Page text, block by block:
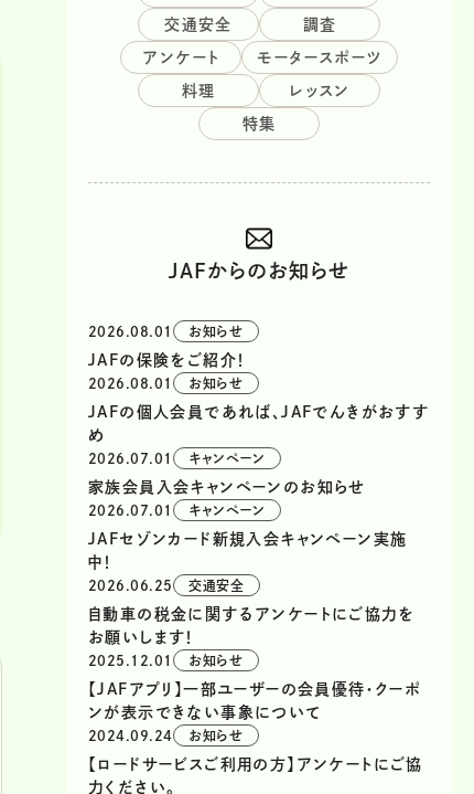
交通安全 調査
アンケート モータースポーツ
料理 レッスン
特集
JAFからのお知らせ
2026.08.01 お知らせ
JAFの保険をご紹介！
2026.08.01 お知らせ
JAFの個人会員であれば、JAFでんきがおすす
め
2026.07.01 キャンペーン
家族会員入会キャンペーンのお知らせ
2026.07.01 キャンペーン
JAFセゾンカード新規入会キャンペーン実施
中！
2026.06.25 交通安全
自動車の税金に関するアンケートにご協力を
お願いします！
2025.12.01 お知らせ
【JAFアプリ】一部ユーザーの会員優待・クーポ
ンが表示できない事象について
2024.09.24 お知らせ
【ロードサービスご利用の方】アンケートにご協
力ください。